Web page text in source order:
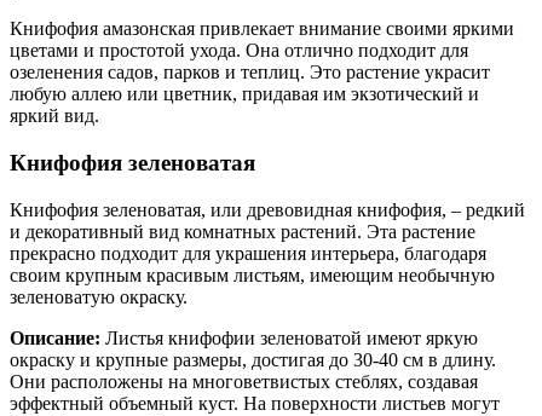
Книфофия амазонская привлекает внимание своими яркими
цветами и простотой ухода. Она отлично подходит для
озеленения садов, парков и теплиц. Это растение украсит
любую аллею или цветник, придавая им экзотический и
яркий вид.
Книфофия зеленоватая
Книфофия зеленоватая, или древовидная книфофия, – редкий
и декоративный вид комнатных растений. Эта растение
прекрасно подходит для украшения интерьера, благодаря
своим крупным красивым листьям, имеющим необычную
зеленоватую окраску.
Описание: Листья книфофии зеленоватой имеют яркую
окраску и крупные размеры, достигая до 30-40 см в длину.
Они расположены на многоветвистых стеблях, создавая
эффектный объемный куст. На поверхности листьев могут